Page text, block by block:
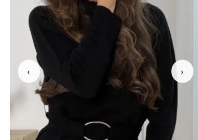
‹ ›